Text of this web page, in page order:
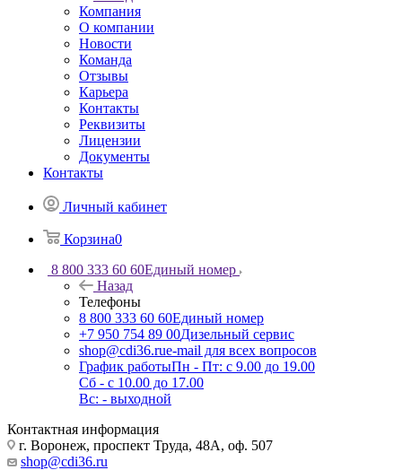
Компания
О компании
Новости
Команда
Отзывы
Карьера
Контакты
Реквизиты
Лицензии
Документы
Контакты
Личный кабинет
Корзина0
8 800 333 60 60Единый номер
Назад
Телефоны
8 800 333 60 60Единый номер
+7 950 754 89 00Дизельный сервис
shop@cdi36.rue-mail для всех вопросов
График работыПн - Пт: с 9.00 до 19.00
Сб - с 10.00 до 17.00
Вс: - выходной
Контактная информация
г. Воронеж, проспект Труда, 48А, оф. 507
shop@cdi36.ru